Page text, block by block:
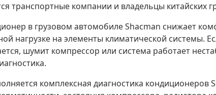
транспортные компании и владельцы китайских
в грузовом автомобиле Shacman снижает
нагрузке на элементы климатической системы.
шумит компрессор или система работает
комплексная диагностика кондиционеров